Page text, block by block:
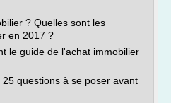
? Quelles sont les
en 2017 ?
le guide de l'achat immobilier
questions à se poser avant